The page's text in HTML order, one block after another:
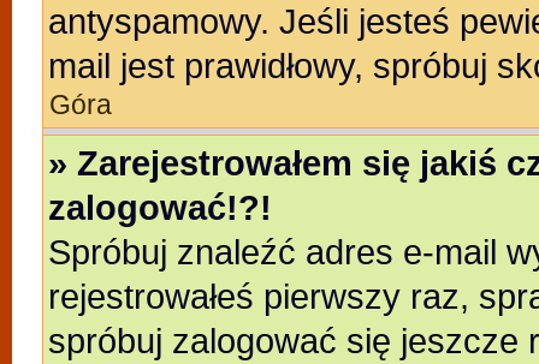
antyspamowy. Jeśli jesteś
mail jest prawidłowy, spróbuj
Góra
» Zarejestrowałem się jakiś
zalogować!?!
Spróbuj znaleźć adres e-mail
rejestrowałeś pierwszy raz,
spróbuj zalogować się jeszcze